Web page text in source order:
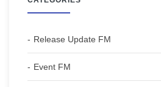
Release Update FM
Event FM